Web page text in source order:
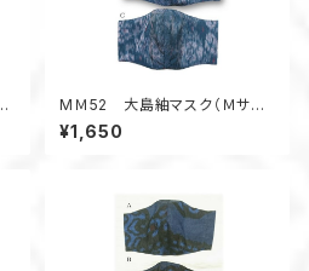
MＭ52 大島紬マスク（Ｍサイ
ズ・グレー系・絣風柄）
¥1,650